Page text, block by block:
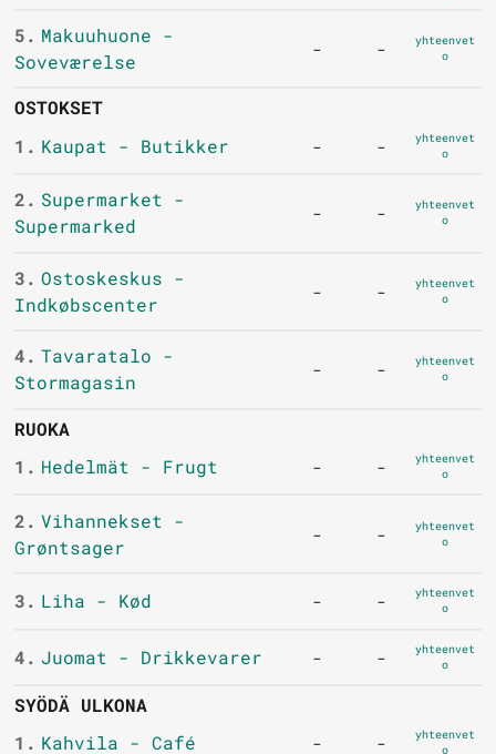
5. Makuuhuone -
Soveværelse
- -
yhteenvet
o
OSTOKSET
1. Kaupat - Butikker - -
yhteenvet
o
2. Supermarket -
Supermarked
- -
yhteenvet
o
3. Ostoskeskus -
Indkøbscenter
- -
yhteenvet
o
4. Tavaratalo -
Stormagasin
- -
yhteenvet
o
RUOKA
1. Hedelmät - Frugt - -
yhteenvet
o
2. Vihannekset -
Grøntsager
- -
yhteenvet
o
3. Liha - Kød - -
yhteenvet
o
4. Juomat - Drikkevarer - -
yhteenvet
o
SYÖDÄ ULKONA
1. Kahvila - Café - -
yhteenvet
o